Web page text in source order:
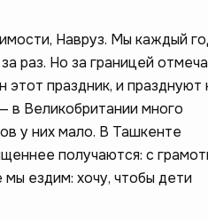
Навруз. Мы каждый
раз. Но за границей
этот праздник, и празднуют
в Великобритании много
у них мало. В Ташкенте
получаются: с
ездим: хочу, чтобы дети